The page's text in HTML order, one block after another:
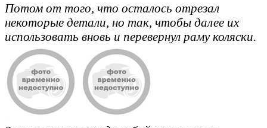
Потом от того, что осталось отрезал
некоторые детали, но так, чтобы далее их
использовать вновь и перевернул раму коляски.